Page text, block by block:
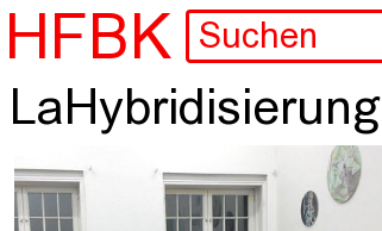
HFBK
LaHybridisierung